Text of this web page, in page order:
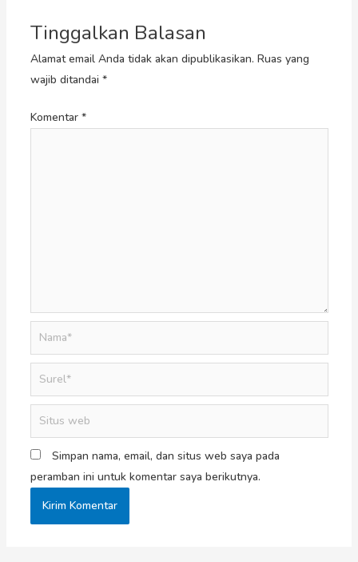
Tinggalkan Balasan
Alamat email Anda tidak akan dipublikasikan. Ruas yang
wajib ditandai *
Komentar *
Simpan nama, email, dan situs web saya pada
peramban ini untuk komentar saya berikutnya.